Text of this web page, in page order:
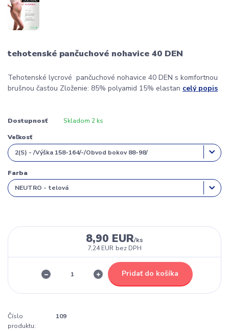
tehotenské pančuchové nohavice 40 DEN
Tehotenské lycrové pančuchové nohavice 40 DEN s komfortnou
brušnou časťou Zloženie: 85% polyamid 15% elastan celý popis
Dostupnosť Skladom 2 ks
Veľkosť
Farba
8,90 EUR/ks
7,24 EUR bez DPH
Pridať do košíka
Číslo
produktu:
109